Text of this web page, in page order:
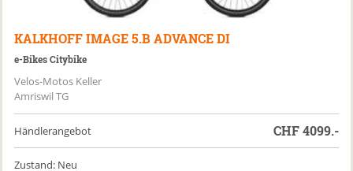
KALKHOFF IMAGE 5.B ADVANCE DI
e-Bikes Citybike
Velos-Motos Keller
Amriswil TG
Händlerangebot CHF4099.-
Zustand: Neu